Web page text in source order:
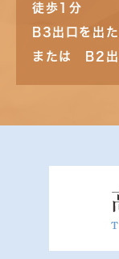
徒歩1分
B3出口を出
または B2出